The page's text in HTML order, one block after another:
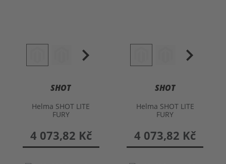
SHOT
Helma SHOT LITE
FURY
4 073,82 Kč
SHOT
Helma SHOT LITE
FURY
4 073,82 Kč